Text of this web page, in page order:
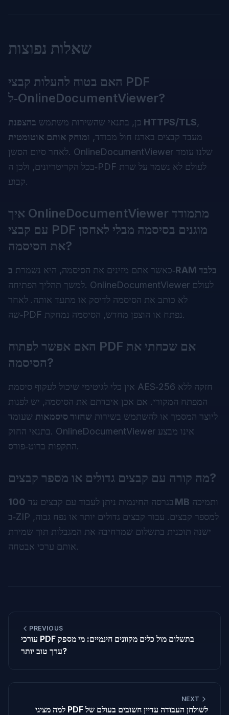
שאלות נפוצות
האם בטוח להעלות קבצי PDF
ל‑OnlineDocumentViewer?
כן, בתנאי שהשירות משתמש בהצפנת HTTPS/TLS,
מעבד קבצים בארגז חול מבודד, ומוחק אותם אוטומטית
לאחר סיום הסשן. OnlineDocumentViewer שלנו עומד
בכל הקריטריונים, ולכן ה‑PDF לעולם לא נשמר על שרת
קבוע.
איך OnlineDocumentViewer מתמודד
עם קבצי PDF מוגנים בסיסמה מבלי לאחסן
את הסיסמה?
כאשר אתם מזינים את הסיסמה, היא נשמרת
ב‑RAM בלבד
למשך תהליך הפתיחה. OnlineDocumentViewer לעולם
לא כותב את הסיסמה לדיסק או מתעד אותה. לאחר
שה‑PDF נפתח או הוצפן מחדש, הסיסמה נמחקת.
האם אפשר לפתוח PDF אם שכחתי את
הסיסמה?
אין כלי לגיטימי שיכול לעקוף סיסמת AES‑256 חזקה ללא
המפתח המקורי. אם אכן איבדתם את הסיסמה, יש לפנות
ליוצר המסמך או להשתמש בשירות שחזור סיסמאות שעומד
בתנאי החוק. OnlineDocumentViewer אינו מבצע
התקפות ברוט‑פורס.
מה קורה עם קבצים גדולים או מספר קבצים?
בגרסה החינמית ניתן לעבוד עם קבצים עד 100 MB
ב‑ZIP למספר קבצים. עבור קבצים גדולים יותר או נפח גבוה,
ישנה תוכנית בתשלום שמרחיבה את המגבלות תוך שמירת
אותם ערכי אבטחה.
PREVIOUS
עורכי PDF בתשלום מול כלים מקוונים חינמיים: מי מספק
ערך טוב יותר?
NEXT
למה מציגי PDF לשולחן העבודה עדיין חשובים בעולם של